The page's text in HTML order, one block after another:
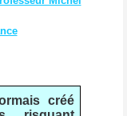
créé